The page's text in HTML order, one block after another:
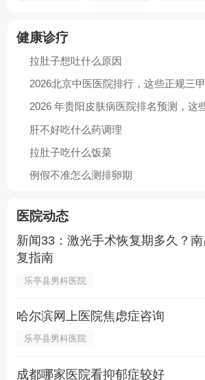
健康诊疗
拉肚子想吐什么原因
2026北京中医医院排行，这些正规三
肝不好吃什么药调理
拉肚子吃什么饭菜
例假不准怎么测排卵期
医院动态
新闻33：激光手术恢复期多久？
复指南
乐亭县男科医院
哈尔滨网上医院焦虑症咨询
乐亭县男科医院
成都哪家医院看抑郁症较好